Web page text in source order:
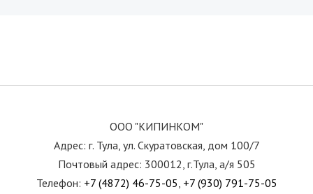
ООО "КИПИНКОМ"
Адрес: г. Тула, ул. Скуратовская, дом 100/7
Почтовый адрес: 300012, г.Тула, а/я 505
Телефон: +7 (4872) 46-75-05, +7 (930) 791-75-05